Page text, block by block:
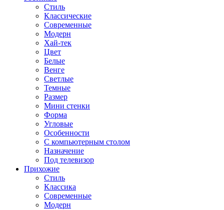
Стиль
Классические
Современные
Модерн
Хай-тек
Цвет
Белые
Венге
Светлые
Темные
Размер
Мини стенки
Форма
Угловые
Особенности
С компьютерным столом
Назначение
Под телевизор
Прихожие
Стиль
Классика
Современные
Модерн